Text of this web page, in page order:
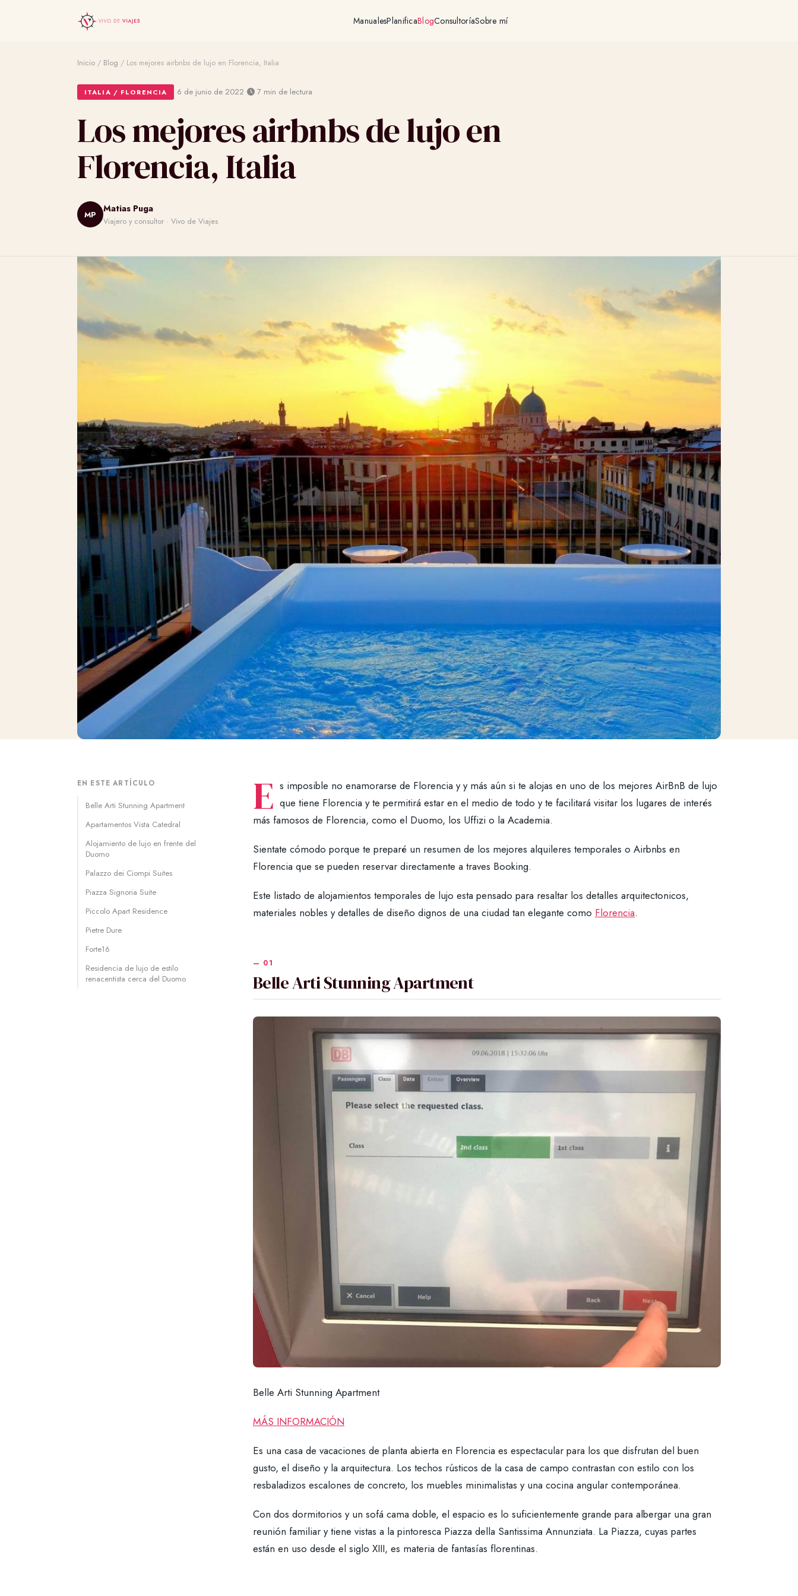
ManualesPlanificaBlogConsultoríaSobre mí
Inicio / Blog / Los mejores airbnbs de lujo en Florencia, Italia
ITALIA / FLORENCIA ·6 de junio de 2022· 7 min de lectura
Los mejores airbnbs de lujo en
Florencia, Italia
MP
Matias Puga
Viajero y consultor · Vivo de Viajes
EN ESTE ARTÍCULO
Belle Arti Stunning Apartment
Apartamentos Vista Catedral
Alojamiento de lujo en frente del
Duomo
Palazzo dei Ciompi Suites
Piazza Signoria Suite
Piccolo Apart Residence
Pietre Dure
Forte16
Residencia de lujo de estilo
renacentista cerca del Duomo
E s imposible no enamorarse de Florencia y y más aún si te alojas en uno de los mejores AirBnB de lujo
que tiene Florencia y te permitirá estar en el medio de todo y te facilitará visitar los lugares de interés
más famosos de Florencia, como el Duomo, los Uffizi o la Academia.
Sientate cómodo porque te preparé un resumen de los mejores alquileres temporales o Airbnbs en
Florencia que se pueden reservar directamente a traves Booking.
Este listado de alojamientos temporales de lujo esta pensado para resaltar los detalles arquitectonicos,
materiales nobles y detalles de diseño dignos de una ciudad tan elegante como Florencia.
Belle Arti Stunning Apartment
Belle Arti Stunning Apartment
MÁS INFORMACIÓN
Es una casa de vacaciones de planta abierta en Florencia es espectacular para los que disfrutan del buen
gusto, el diseño y la arquitectura. Los techos rústicos de la casa de campo contrastan con estilo con los
resbaladizos escalones de concreto, los muebles minimalistas y una cocina angular contemporánea.
Con dos dormitorios y un sofá cama doble, el espacio es lo suficientemente grande para albergar una gran
reunión familiar y tiene vistas a la pintoresca Piazza della Santissima Annunziata. La Piazza, cuyas partes
están en uso desde el siglo XIII, es materia de fantasías florentinas.